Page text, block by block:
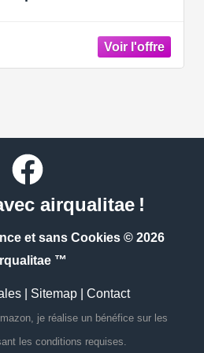
airqualitae !
et sans Cookies © 2026
™
| Sitemap| Contact
je réalise un bénéfice sur les
les conditions requises.